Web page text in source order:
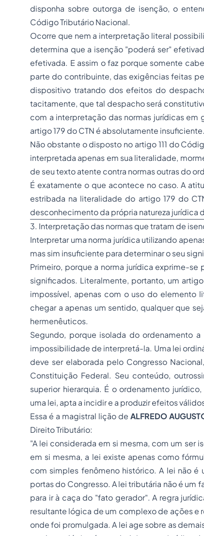
disponha sobre outorga de isenção, o
Código Tributário Nacional.
Ocorre que nem a interpretação literal
determina que a isenção "poderá ser"
efetivada. E assim o faz porque somente
parte do contribuinte, das exigências feitas
dispositivo tratando dos efeitos do
tacitamente, que tal despacho será
com a interpretação das normas jurídicas
artigo 179 do CTN é absolutamente insuficiente.
Não obstante o disposto no artigo 111 do
interpretada apenas em sua literalidade,
de seu texto atente contra normas outras do
É exatamente o que acontece no caso. A
estribada na literalidade do artigo 179 do
desconhecimento da própria natureza jurídica
3. Interpretação das normas que tratam de
Interpretar uma norma jurídica utilizando
mas sim insuficiente para determinar o seu
Primeiro, porque a norma jurídica exprime-se
significados. Literalmente, portanto, um
impossível, apenas com o uso do elemento
chegar a apenas um sentido, qualquer que
hermenêuticos.
Segundo, porque isolada do ordenamento
impossibilidade de interpretá-la. Uma lei
deve ser elaborada pelo Congresso
Constituição Federal. Seu conteúdo,
superior hierarquia. É o ordenamento
uma lei, apta a incidir e a produzir efeitos
Essa é a magistral lição de ALFREDO
Direito Tributário:
"A lei considerada em si mesma, com um ser
em si mesma, a lei existe apenas como
com simples fenômeno histórico. A lei não é
portas do Congresso. A lei tributária não é um
para ir à caça do "fato gerador". A regra
resultante lógica de um complexo de ações e
onde foi promulgada. A lei age sobre as